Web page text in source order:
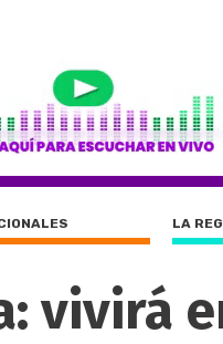
LA
vivirá